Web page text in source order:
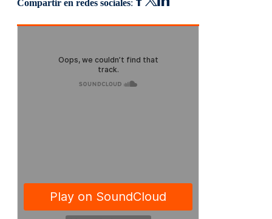
Compartir en redes sociales: